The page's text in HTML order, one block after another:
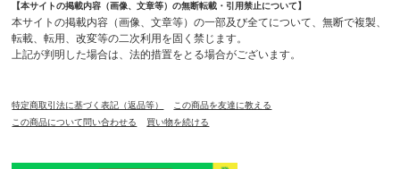
【本サイトの掲載内容（画像、文章等）の無断転載・引用禁止について】
本サイトの掲載内容（画像、文章等）の一部及び全てについて、無断で複製、
転載、転用、改変等の二次利用を固く禁じます。
上記が判明した場合は、法的措置をとる場合がございます。
特定商取引法に基づく表記（返品等）
この商品を友達に教える
この商品について問い合わせる
買い物を続ける